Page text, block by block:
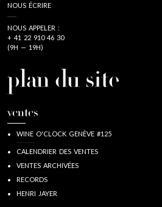
NOUS ÉCRIRE
NOUS APPELER :
+ 41 22 910 46 30
(9H — 19H)
plan du site
ventes
WINE O'CLOCK GENÈVE #125
CALENDRIER DES VENTES
VENTES ARCHIVÉES
RECORDS
HENRI JAYER